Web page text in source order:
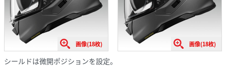
画像(18枚) 画像(18枚)
シールドは微開ポジションを設定。